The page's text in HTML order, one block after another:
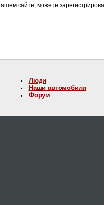
сайте, можете
Люди
Наши автомобили
Форум